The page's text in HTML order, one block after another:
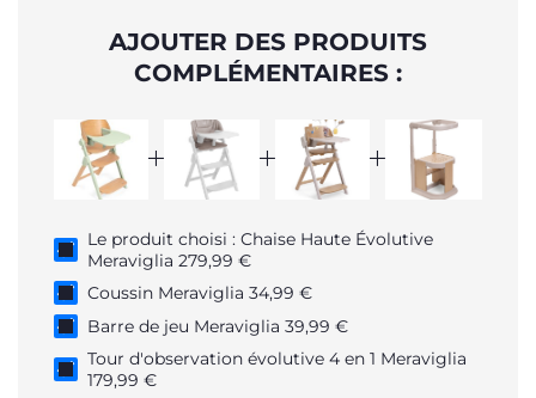
AJOUTER DES PRODUITS
COMPLÉMENTAIRES :
Le produit choisi : Chaise Haute Évolutive
Meraviglia 279,99 €
Coussin Meraviglia 34,99 €
Barre de jeu Meraviglia 39,99 €
Tour d'observation évolutive 4 en 1 Meraviglia
179,99 €